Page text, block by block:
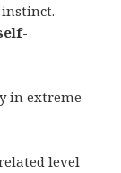
in extreme
level